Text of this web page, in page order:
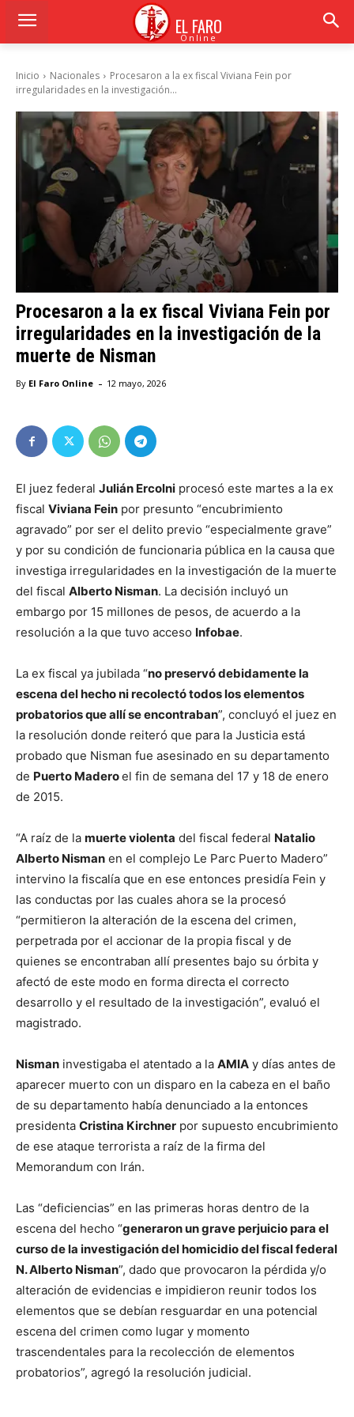
EL FARO
Online
Inicio Nacionales
Procesaron a la ex fiscal Viviana Fein por
irregularidades en la investigación...
Procesaron a la ex fiscal Viviana Fein por
irregularidades en la investigación de la
muerte de Nisman
By El Faro Online - 12 mayo, 2026
El juez federal Julián Ercolni procesó este martes a la ex
fiscal Viviana Fein por presunto “encubrimiento
agravado” por ser el delito previo “especialmente grave”
y por su condición de funcionaria pública en la causa que
investiga irregularidades en la investigación de la muerte
del fiscal Alberto Nisman. La decisión incluyó un
embargo por 15 millones de pesos, de acuerdo a la
resolución a la que tuvo acceso Infobae.
La ex fiscal ya jubilada “no preservó debidamente la
escena del hecho ni recolectó todos los elementos
probatorios que allí se encontraban”, concluyó el juez en
la resolución donde reiteró que para la Justicia está
probado que Nisman fue asesinado en su departamento
de Puerto Maderoel fin de semana del 17 y 18 de enero
de 2015.
“A raíz de la muerte violenta del fiscal federal Natalio
Alberto Nisman en el complejo Le Parc Puerto Madero”
intervino la fiscalía que en ese entonces presidía Fein y
las conductas por las cuales ahora se la procesó
“permitieron la alteración de la escena del crimen,
perpetrada por el accionar de la propia fiscal y de
quienes se encontraban allí presentes bajo su órbita y
afectó de este modo en forma directa el correcto
desarrollo y el resultado de la investigación”, evaluó el
magistrado.
Nisman investigaba el atentado a la AMIA y días antes de
aparecer muerto con un disparo en la cabeza en el baño
de su departamento había denunciado a la entonces
presidenta Cristina Kirchner por supuesto encubrimiento
de ese ataque terrorista a raíz de la firma del
Memorandum con Irán.
Las “deficiencias” en las primeras horas dentro de la
escena del hecho “generaron un grave perjuicio para el
curso de la investigación del homicidio del fiscal federal
N. Alberto Nisman”, dado que provocaron la pérdida y/o
alteración de evidencias e impidieron reunir todos los
elementos que se debían resguardar en una potencial
escena del crimen como lugar y momento
trascendentales para la recolección de elementos
probatorios”, agregó la resolución judicial.